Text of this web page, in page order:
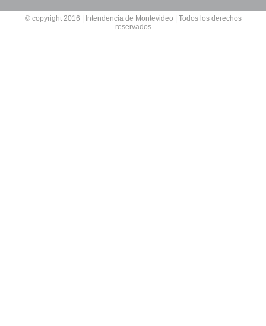
© copyright 2016 | Intendencia de Montevideo | Todos los derechos
reservados